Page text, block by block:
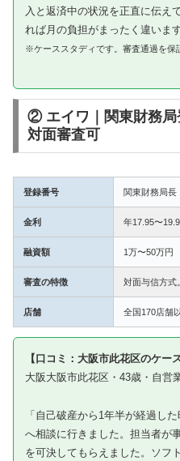
入と返済中の状況を正直に伝え
れば月の負担がまったく違います
※ケーススタディです。審査通過を保
② エイワ｜関東財務局
対面審査可
登録番号 関東財務局長
金利 年17.95〜
融資額 1万〜50万円
審査の特徴 対面与信方式
店舗 全国170店舗
【口コミ：大阪市此花区のケー
大阪大阪市此花区・43歳・自営
「自己破産から1年半が経過し
へ相談に行きました。担当者が
を可決してもらえました。ソフ